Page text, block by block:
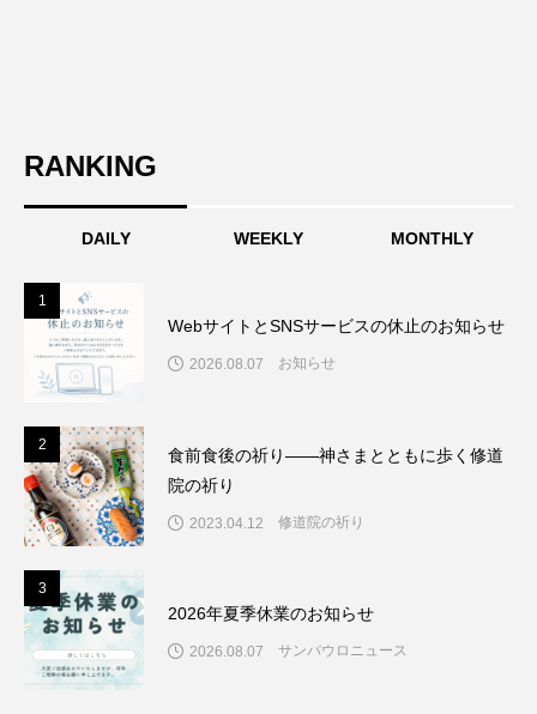
RANKING
DAILY WEEKLY MONTHLY
1
WebサイトとSNSサービスの休止のお知らせ
2026.08.07 お知らせ
2
食前食後の祈り――神さまとともに歩く修道
院の祈り
2023.04.12 修道院の祈り
3
2026年夏季休業のお知らせ
2026.08.07 サンパウロニュース